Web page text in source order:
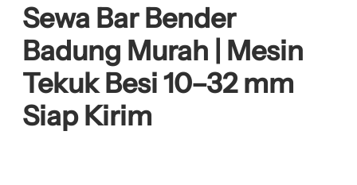
Sewa Bar Bender
Badung Murah | Mesin
Tekuk Besi 10–32 mm
Siap Kirim